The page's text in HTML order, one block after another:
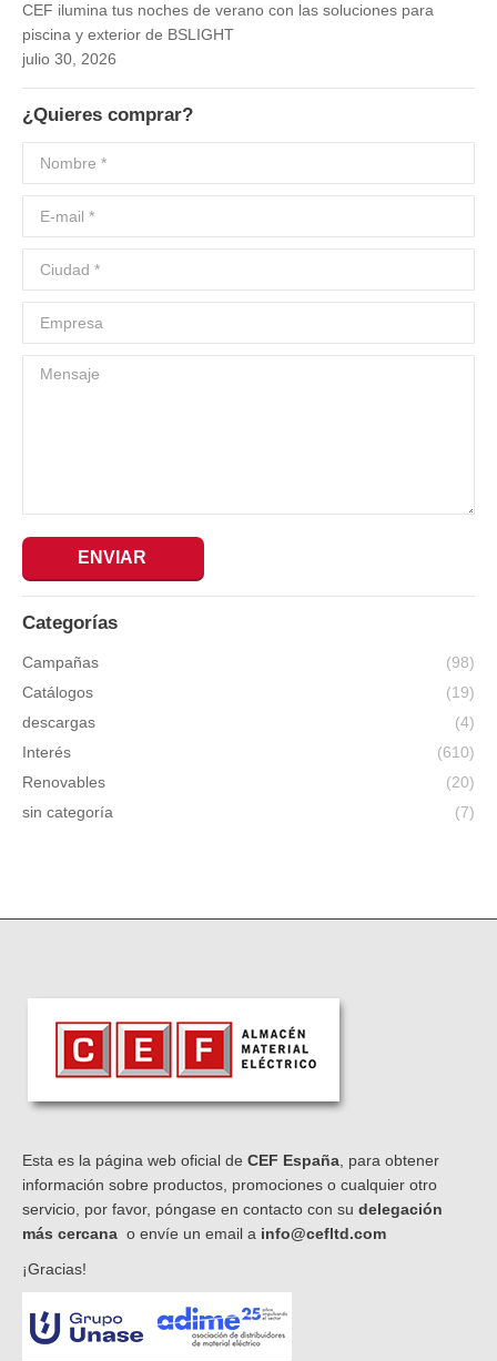
CEF ilumina tus noches de verano con las soluciones para
piscina y exterior de BSLIGHT
julio 30, 2026
¿Quieres comprar?
Nombre *
E-mail *
Ciudad *
Empresa
Mensaje
ENVIAR
Categorías
Campañas
(98)
Catálogos
(19)
descargas
(4)
Interés
(610)
Renovables
(20)
sin categoría
(7)
Esta es la página web oficial de CEF España, para obtener
información sobre productos, promociones o cualquier otro
servicio, por favor, póngase en contacto con su delegación
más cercana o envíe un email a info@cefltd.com
¡Gracias!